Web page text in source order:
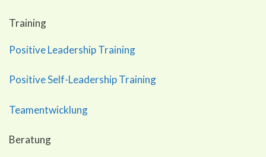
Training
Positive Leadership Training
Positive Self-Leadership Training
Teamentwicklung
Beratung